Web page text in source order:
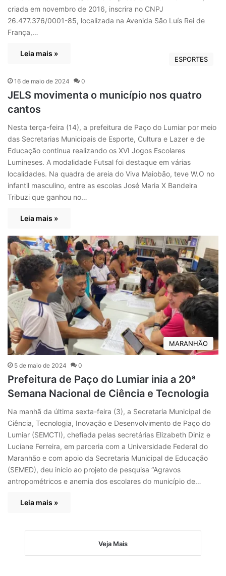
criada em novembro de 2016, inscrira no CNPJ
26.477.376/0001-85, localizada na Avenida São Luís Rei de
França,…
Leia mais »
ESPORTES
16 de maio de 2024 0
JELS movimenta o município nos quatro
cantos
Nesta terça-feira (14), a prefeitura de Paço do Lumiar por meio
das Secretarias Municipais de Esporte, Cultura e Lazer e de
Educação continua realizando os XVI Jogos Escolares
Lumineses. A modalidade Futsal foi destaque em várias
localidades. Na quadra de areia do Viva Maiobão, teve W.O no
infantil masculino, entre as escolas José Maria X Bandeira
Tribuzi que ganhou no…
Leia mais »
MARANHÃO
5 de maio de 2024 0
Prefeitura de Paço do Lumiar inia a 20ª
Semana Nacional de Ciência e Tecnologia
Na manhã da última sexta-feira (3), a Secretaria Municipal de
Ciência, Tecnologia, Inovação e Desenvolvimento de Paço do
Lumiar (SEMCTI), chefiada pelas secretárias Elizabeth Diniz e
Luciane Ferreira, em parceria com a Universidade Federal do
Maranhão e com apoio da Secretaria Municipal de Educação
(SEMED), deu início ao projeto de pesquisa “Agravos
antropométricos e anemia dos escolares do município de…
Leia mais »
Veja Mais